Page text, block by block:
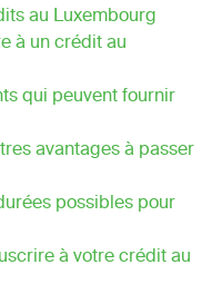
au Luxembourg
à un crédit au
qui peuvent fournir
avantages à passer
possibles pour
à votre crédit au